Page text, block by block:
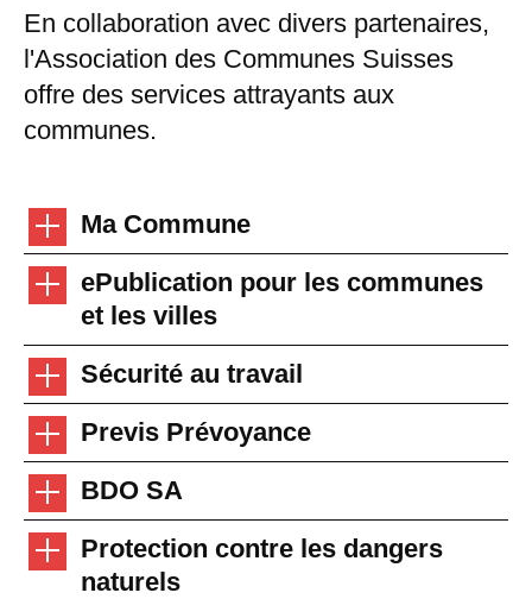
En collaboration avec divers partenaires,
l'Association des Communes Suisses
offre des services attrayants aux
communes.
Ma Commune
ePublication pour les communes
et les villes
Sécurité au travail
Previs Prévoyance
BDO SA
Protection contre les dangers
naturels